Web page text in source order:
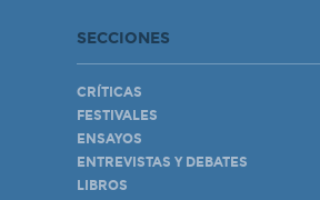
SECCIONES
CRÍTICAS
FESTIVALES
ENSAYOS
ENTREVISTAS Y DEBATES
LIBROS